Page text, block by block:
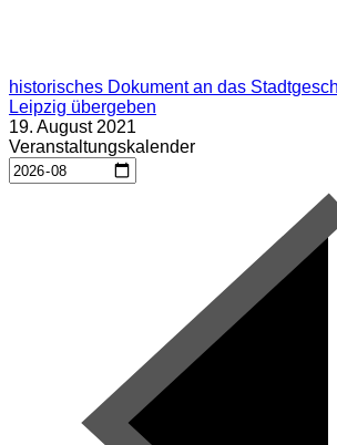
historisches Dokument an das
Leipzig übergeben
19. August 2021
Veranstaltungskalender